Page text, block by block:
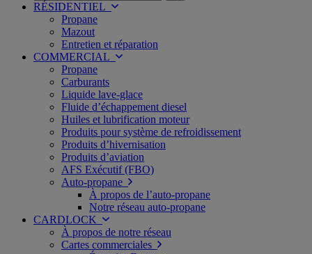
RÉSIDENTIEL
Propane
Mazout
Entretien et réparation
COMMERCIAL
Propane
Carburants
Liquide lave-glace
Fluide d’échappement diesel
Huiles et lubrification moteur
Produits pour système de refroidissement
Produits d’hivernisation
Produits d’aviation
AFS Exécutif (FBO)
Auto-propane
À propos de l’auto-propane
Notre réseau auto-propane
CARDLOCK
À propos de notre réseau
Cartes commerciales